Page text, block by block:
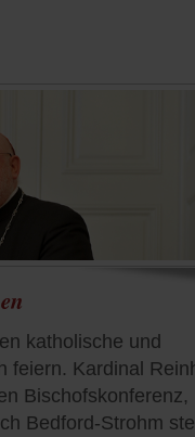
katholische und
feiern. Kardinal
Bischofskonferenz,
Bedford-Strohm